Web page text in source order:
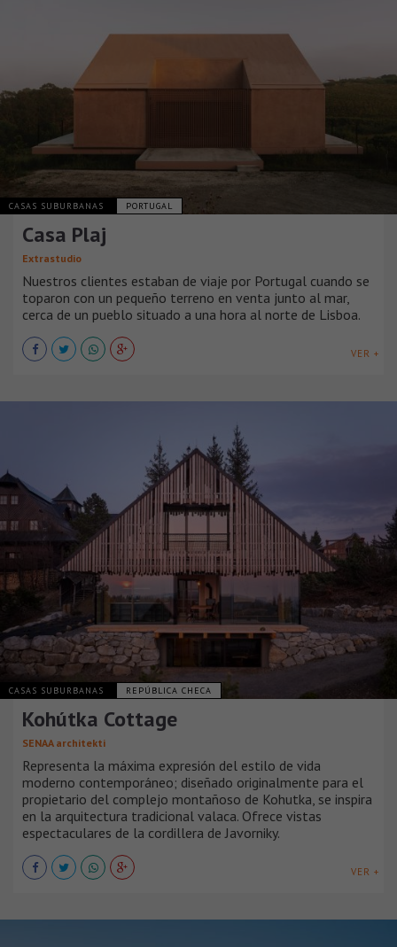
CASAS SUBURBANAS PORTUGAL
Casa Plaj
Extrastudio
Nuestros clientes estaban de viaje por Portugal cuando se
toparon con un pequeño terreno en venta junto al mar,
cerca de un pueblo situado a una hora al norte de Lisboa.
VER +
CASAS SUBURBANAS REPÚBLICA CHECA
Kohútka Cottage
SENAA architekti
Representa la máxima expresión del estilo de vida
moderno contemporáneo; diseñado originalmente para el
propietario del complejo montañoso de Kohutka, se inspira
en la arquitectura tradicional valaca. Ofrece vistas
espectaculares de la cordillera de Javorniky.
VER +